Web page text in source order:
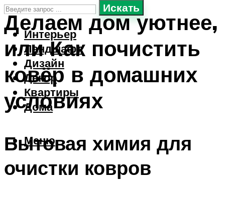
Искать
Интерьер
Ландшафт
Дизайн
Декор
Квартиры
Дома
Меню
Делаем дом уютнее,
или Как почистить
ковёр в домашних
условиях
Бытовая химия для
очистки ковров